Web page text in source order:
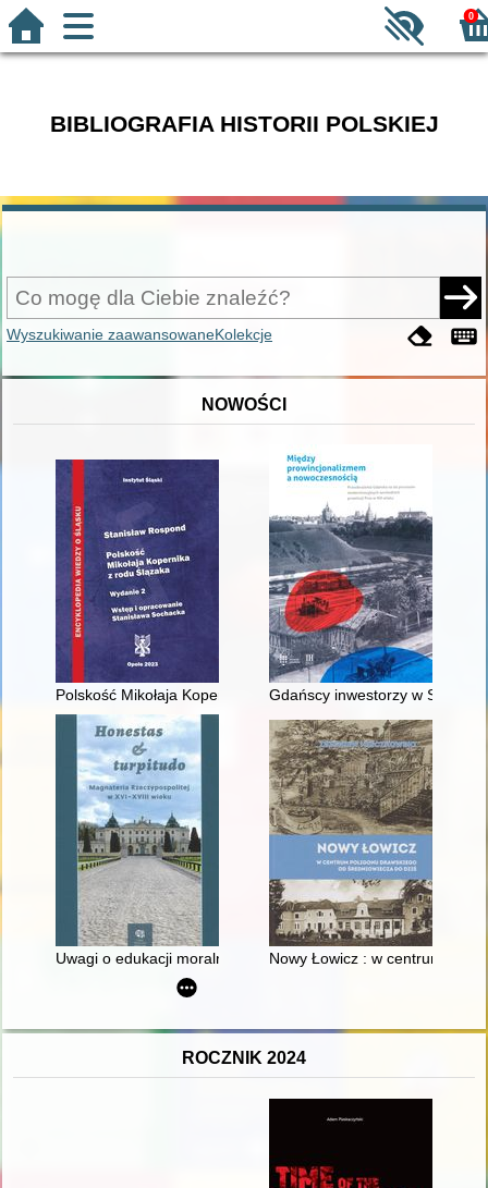
0
BIBLIOGRAFIA HISTORII POLSKIEJ
Wyszukiwanie zaawansowaneKolekcje
NOWOŚCI
Polskość Mikołaja Kopernika z rodu Ślązaka
Gdańscy inwestorzy w
Uwagi o edukacji moralnej synów szlacheckich w XVI-
Nowy Łowicz : w centrum
ROCZNIK 2024